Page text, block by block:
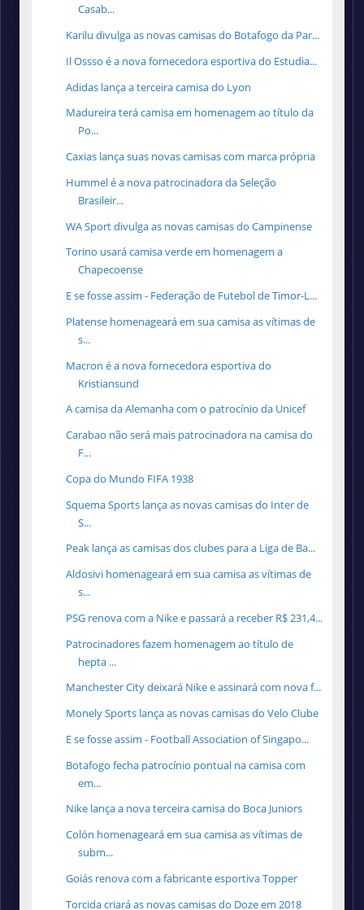
Casab...
Karilu divulga as novas camisas do Botafogo da Par...
Il Ossso é a nova fornecedora esportiva do Estudia...
Adidas lança a terceira camisa do Lyon
Madureira terá camisa em homenagem ao título da
Po...
Caxias lança suas novas camisas com marca própria
Hummel é a nova patrocinadora da Seleção
Brasileir...
WA Sport divulga as novas camisas do Campinense
Torino usará camisa verde em homenagem a
Chapecoense
E se fosse assim - Federação de Futebol de Timor-L...
Platense homenageará em sua camisa as vítimas de
s...
Macron é a nova fornecedora esportiva do
Kristiansund
A camisa da Alemanha com o patrocínio da Unicef
Carabao não será mais patrocinadora na camisa do
F...
Copa do Mundo FIFA 1938
Squema Sports lança as novas camisas do Inter de
S...
Peak lança as camisas dos clubes para a Liga de Ba...
Aldosivi homenageará em sua camisa as vítimas de
s...
PSG renova com a Nike e passará a receber R$ 231,4...
Patrocinadores fazem homenagem ao título de
hepta ...
Manchester City deixará Nike e assinará com nova f...
Monely Sports lança as novas camisas do Velo Clube
E se fosse assim - Football Association of Singapo...
Botafogo fecha patrocínio pontual na camisa com
em...
Nike lança a nova terceira camisa do Boca Juniors
Colón homenageará em sua camisa as vítimas de
subm...
Goiás renova com a fabricante esportiva Topper
Torcida criará as novas camisas do Doze em 2018